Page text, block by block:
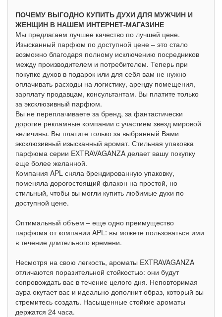
ПОЧЕМУ ВЫГОДНО КУПИТЬ ДУХИ ДЛЯ МУЖЧИН И
ЖЕНЩИН В НАШЕМ ИНТЕРНЕТ-МАГАЗИНЕ
Мы предлагаем лучшее качество по лучшей цене.
Изысканный парфюм по доступной цене – это стало
возможно благодаря полному исключению посредников
между производителем и потребителем. Теперь при
покупке духов в подарок или для себя вам не нужно
оплачивать расходы на логистику, аренду помещения,
зарплату продавцам, консультантам. Вы платите только
за эксклюзивный парфюм.
Вы не переплачиваете за бренд, за фантастически
дорогие рекламные компании с участием звезд мировой
величины. Вы платите только за выбранный Вами
эксклюзивный изысканный аромат. Стильная упаковка
парфюма серии EXTRAVAGANZA делает вашу покупку
еще более желанной.
Компания APL сняла брендированную упаковку,
поменяла дорогостоящий флакон на простой, но
стильный, чтобы вы могли купить любимые духи по
доступной цене.
Оптимальный объем – еще одно преимущество
парфюма от компании APL: вы можете пользоваться ими
в течение длительного времени.
Несмотря на свою легкость, ароматы EXTRAVAGANZA
отличаются поразительной стойкостью: они будут
сопровождать вас в течение целого дня. Неповторимая
аура окутает вас и идеально дополнит образ, который вы
стремитесь создать. Насыщенные стойкие ароматы
держатся 24 часа.